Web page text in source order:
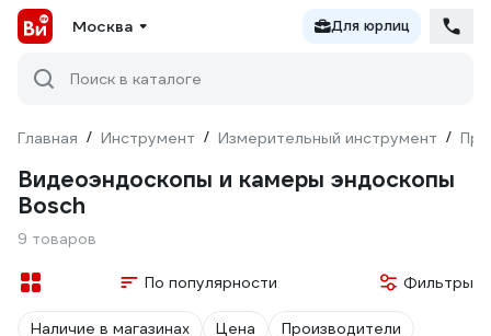
Москва Для юрлиц
Поиск в каталоге
Главная / Инструмент / Измерительный инструмент /
Видеоэндоскопы и камеры эндоскопы
Bosch
9 товаров
По популярности Фильтры
Наличие в магазинах Цена Производители